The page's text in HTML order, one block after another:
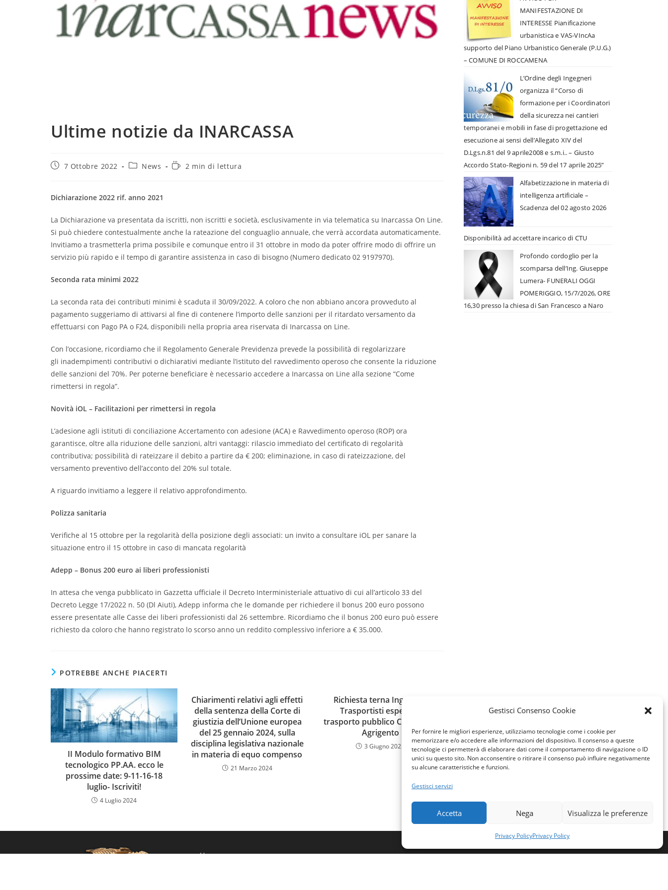
Gestisci Consenso Cookie
Per fornire le migliori esperienze, utilizziamo tecnologie come i cookie per
memorizzare e/o accedere alle informazioni del dispositivo. Il consenso a queste
tecnologie ci permetterà di elaborare dati come il comportamento di navigazione o ID
unici su questo sito. Non acconsentire o ritirare il consenso può influire negativamente
su alcune caratteristiche e funzioni.
Gestisci servizi
Accetta Nega Visualizza le preferenze
Privacy PolicyPrivacy Policy
Ultime notizie da INARCASSA
Articolo7 Ottobre 2022
Categoria
News
Tempo2 min di lettura
Dichiarazione 2022 rif. anno 2021
La Dichiarazione va presentata da iscritti, non iscritti e società, esclusivamente in via telematica su Inarcassa On Line.
Si può chiedere contestualmente anche la rateazione del conguaglio annuale, che verrà accordata automaticamente.
Invitiamo a trasmetterla prima possibile e comunque entro il 31 ottobre in modo da poter offrire modo di offrire un
servizio più rapido e il tempo di garantire assistenza in caso di bisogno (Numero dedicato 02 9197970).
Seconda rata minimi 2022
La seconda rata dei contributi minimi è scaduta il 30/09/2022. A coloro che non abbiano ancora provveduto al
pagamento suggeriamo di attivarsi al fine di contenere l’importo delle sanzioni per il ritardato versamento da
effettuarsi con Pago PA o F24, disponibili nella propria area riservata di Inarcassa on Line.
Con l’occasione, ricordiamo che il Regolamento Generale Previdenza prevede la possibilità di regolarizzare
gli inadempimenti contributivi o dichiarativi mediante l’istituto del ravvedimento operoso che consente la riduzione
delle sanzioni del 70%. Per poterne beneficiare è necessario accedere a Inarcassa on Line alla sezione “Come
rimettersi in regola”.
Novità iOL – Facilitazioni per rimettersi in regola
L’adesione agli istituti di conciliazione Accertamento con adesione (ACA) e Ravvedimento operoso (ROP) ora
garantisce, oltre alla riduzione delle sanzioni, altri vantaggi: rilascio immediato del certificato di regolarità
contributiva; possibilità di rateizzare il debito a partire da € 200; eliminazione, in caso di rateizzazione, del
versamento preventivo dell’acconto del 20% sul totale.
A riguardo invitiamo a leggere il relativo approfondimento.
Polizza sanitaria
Verifiche al 15 ottobre per la regolarità della posizione degli associati: un invito a consultare iOL per sanare la
situazione entro il 15 ottobre in caso di mancata regolarità
Adepp – Bonus 200 euro ai liberi professionisti
In attesa che venga pubblicato in Gazzetta ufficiale il Decreto Interministeriale attuativo di cui all’articolo 33 del
Decreto Legge 17/2022 n. 50 (Dl Aiuti), Adepp informa che le domande per richiedere il bonus 200 euro possono
essere presentate alle Casse dei liberi professionisti dal 26 settembre. Ricordiamo che il bonus 200 euro può essere
richiesto da coloro che hanno registrato lo scorso anno un reddito complessivo inferiore a € 35.000.
POTREBBE ANCHE PIACERTI
II Modulo formativo BIM
tecnologico PP.AA. ecco le
prossime date: 9-11-16-18
luglio- Iscriviti!
4 Luglio 2024
Chiarimenti relativi agli effetti
della sentenza della Corte di
giustizia dell’Unione europea
del 25 gennaio 2024, sulla
disciplina legislativa nazionale
in materia di equo compenso
21 Marzo 2024
Richiesta terna Ingegneri
Trasportisti esperti in
trasporto pubblico Comune di
Agrigento
3 Giugno 2025
MANIFESTAZIONE DI
INTERESSE Pianificazione
urbanistica e VAS-VIncAa
supporto del Piano Urbanistico Generale (P.U.G.)
– COMUNE DI ROCCAMENA
L’Ordine degli Ingegneri
organizza il “Corso di
formazione per i Coordinatori
della sicurezza nei cantieri
temporanei e mobili in fase di progettazione ed
esecuzione ai sensi dell’Allegato XIV del
D.Lgs.n.81 del 9 aprile2008 e s.m.i.. – Giusto
Accordo Stato-Regioni n. 59 del 17 aprile 2025”
Alfabetizzazione in materia di
intelligenza artificiale –
Scadenza del 02 agosto 2026
Disponibilità ad accettare incarico di CTU
Profondo cordoglio per la
scomparsa dell’Ing. Giuseppe
Lumera- FUNERALI OGGI
POMERIGGIO, 15/7/2026, ORE
16,30 presso la chiesa di San Francesco a Naro
Home